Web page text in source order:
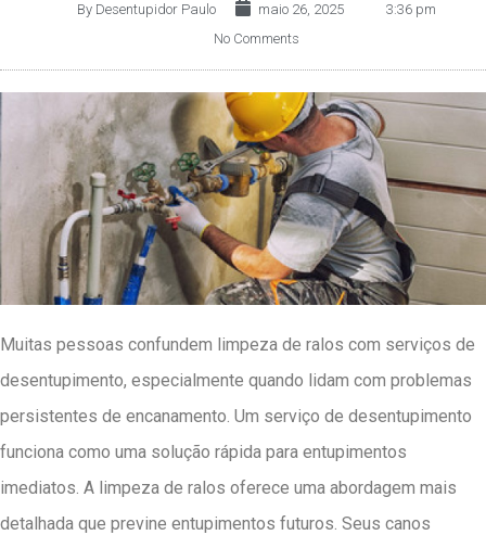
ByDesentupidor Paulo maio 26, 2025
3:36 pm
No Comments
Muitas pessoas confundem limpeza de ralos com serviços de
desentupimento, especialmente quando lidam com problemas
persistentes de encanamento. Um serviço de desentupimento
funciona como uma solução rápida para entupimentos
imediatos. A limpeza de ralos oferece uma abordagem mais
detalhada que previne entupimentos futuros. Seus canos